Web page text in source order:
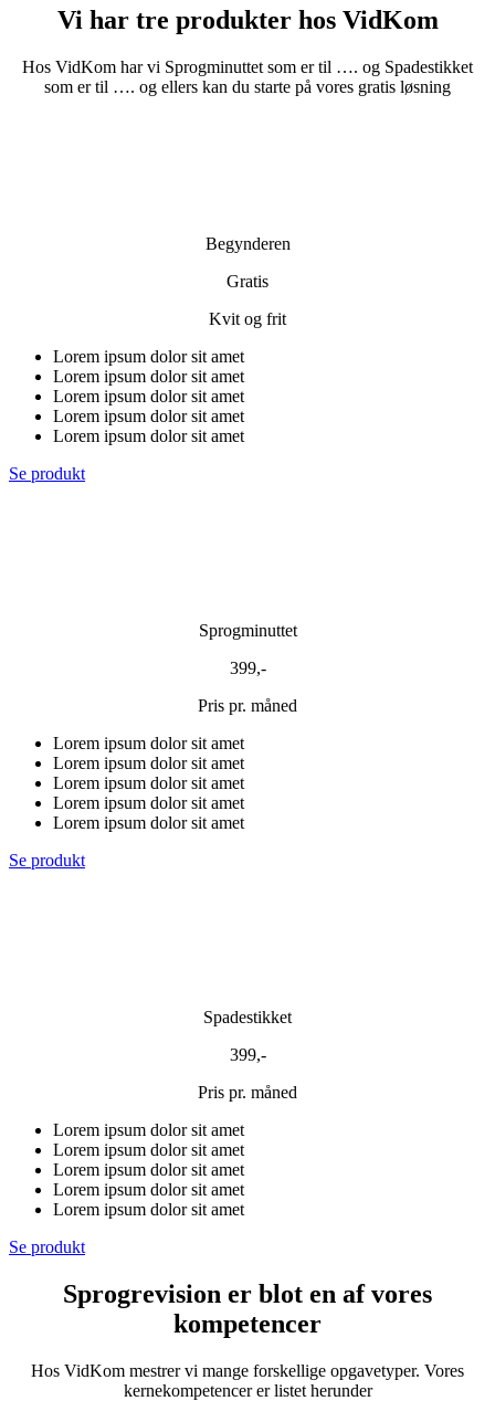
Vi har tre produkter hos VidKom
Hos VidKom har vi Sprogminuttet som er til …. og Spadestikket
som er til …. og ellers kan du starte på vores gratis løsning
Begynderen
Gratis
Kvit og frit
Lorem ipsum dolor sit amet
Lorem ipsum dolor sit amet
Lorem ipsum dolor sit amet
Lorem ipsum dolor sit amet
Lorem ipsum dolor sit amet
Se produkt
Sprogminuttet
399,-
Pris pr. måned
Lorem ipsum dolor sit amet
Lorem ipsum dolor sit amet
Lorem ipsum dolor sit amet
Lorem ipsum dolor sit amet
Lorem ipsum dolor sit amet
Se produkt
Spadestikket
399,-
Pris pr. måned
Lorem ipsum dolor sit amet
Lorem ipsum dolor sit amet
Lorem ipsum dolor sit amet
Lorem ipsum dolor sit amet
Lorem ipsum dolor sit amet
Se produkt
Sprogrevision er blot en af vores
kompetencer
Hos VidKom mestrer vi mange forskellige opgavetyper. Vores
kernekompetencer er listet herunder